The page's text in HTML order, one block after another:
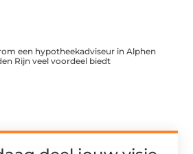
een hypotheekadviseur in Alphen
Rijn veel voordeel biedt